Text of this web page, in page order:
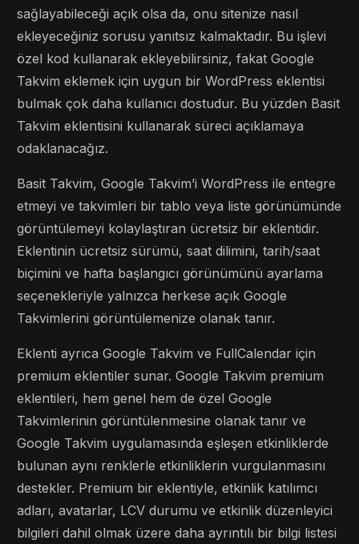
sağlayabileceği açık olsa da, onu sitenize nasıl
ekleyeceğiniz sorusu yanıtsız kalmaktadır. Bu işlevi
özel kod kullanarak ekleyebilirsiniz, fakat Google
Takvim eklemek için uygun bir WordPress eklentisi
bulmak çok daha kullanıcı dostudur. Bu yüzden Basit
Takvim eklentisini kullanarak süreci açıklamaya
odaklanacağız.
Basit Takvim, Google Takvim’i WordPress ile entegre
etmeyi ve takvimleri bir tablo veya liste görünümünde
görüntülemeyi kolaylaştıran ücretsiz bir eklentidir.
Eklentinin ücretsiz sürümü, saat dilimini, tarih/saat
biçimini ve hafta başlangıcı görünümünü ayarlama
seçenekleriyle yalnızca herkese açık Google
Takvimlerini görüntülemenize olanak tanır.
Eklenti ayrıca Google Takvim ve FullCalendar için
premium eklentiler sunar. Google Takvim premium
eklentileri, hem genel hem de özel Google
Takvimlerinin görüntülenmesine olanak tanır ve
Google Takvim uygulamasında eşleşen etkinliklerde
bulunan aynı renklerle etkinliklerin vurgulanmasını
destekler. Premium bir eklentiyle, etkinlik katılımcı
adları, avatarlar, LCV durumu ve etkinlik düzenleyici
bilgileri dahil olmak üzere daha ayrıntılı bir bilgi listesi